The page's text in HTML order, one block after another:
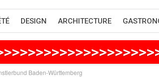
DESIGN ARCHITECTURE
>>>>>>>>>>>>>>>>>>>
Baden-Württemberg